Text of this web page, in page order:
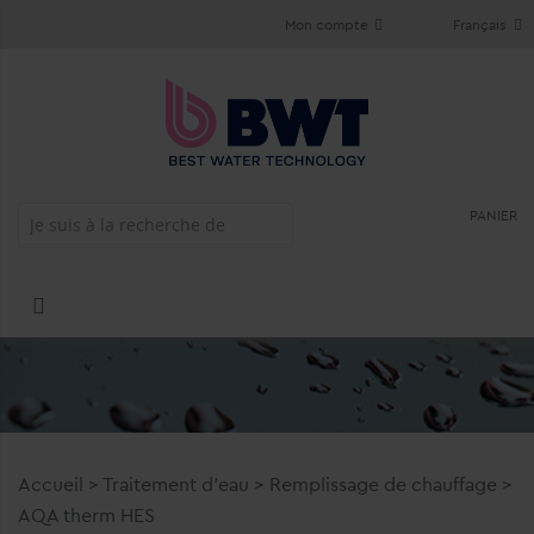
Français
Mon compte
PANIER
Accueil > Traitement d'eau > Remplissage de chauffage >
AQA therm HES